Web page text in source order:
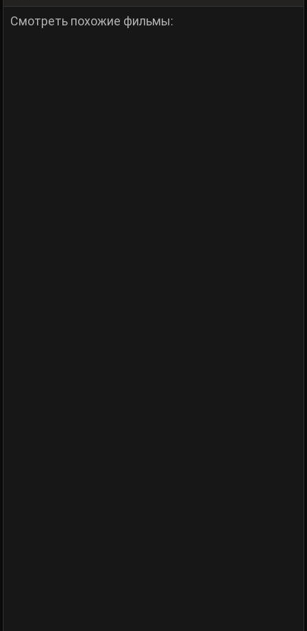
Смотреть похожие фильмы: